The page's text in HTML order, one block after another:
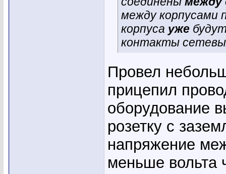
между корпусами
корпуса уже
контакты
Провел
прицепил
оборудование
розетку с
напряжение
меньше вольта